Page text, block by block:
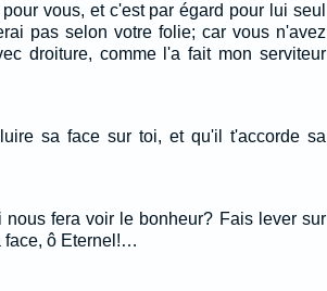
vous, et c'est par égard pour lui seul
pas selon votre folie; car vous n'avez
droiture, comme l'a fait mon serviteur
sa face sur toi, et qu'il t'accorde sa
nous fera voir le bonheur? Fais lever sur
face, ô Eternel!…